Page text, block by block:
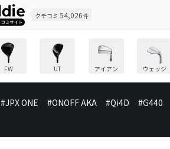
クチコミ 54,026件
FW UT アイアン ウェッジ
#JPX ONE #ONOFF AKA #Qi4D #G440